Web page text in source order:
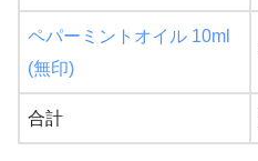
ペパーミントオイル 10ml
(無印)
合計